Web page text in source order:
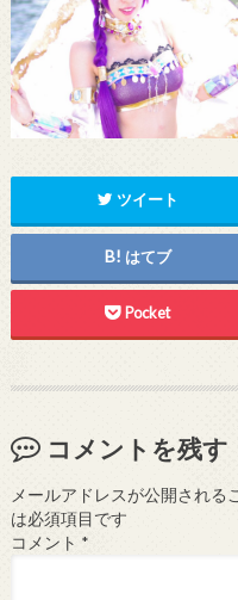
ツイート
はてブ
Pocket
コメントを残す
メールアドレスが公開される
は必須項目です
コメント *